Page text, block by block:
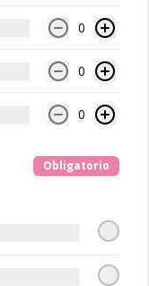
0
0
0
Obligatorio